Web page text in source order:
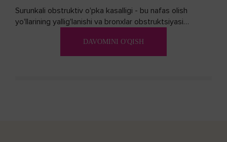
Surunkali obstruktiv o'pka kasalligi - bu nafas olish
yo'llarining yallig'lanishi va bronxlar obstruktsiyasi
DAVOMINI O'QISH